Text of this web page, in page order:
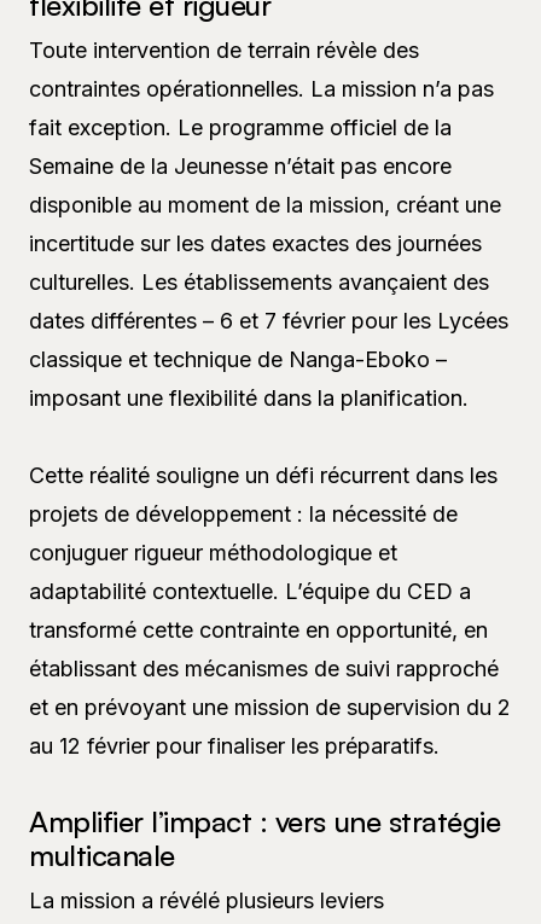
Toute intervention de terrain révèle des
contraintes opérationnelles. La mission n’a pas
fait exception. Le programme officiel de la
Semaine de la Jeunesse n’était pas encore
disponible au moment de la mission, créant une
incertitude sur les dates exactes des journées
culturelles. Les établissements avançaient des
dates différentes – 6 et 7 février pour les Lycées
classique et technique de Nanga-Eboko –
imposant une flexibilité dans la planification.
Cette réalité souligne un défi récurrent dans les
projets de développement : la nécessité de
conjuguer rigueur méthodologique et
adaptabilité contextuelle. L’équipe du CED a
transformé cette contrainte en opportunité, en
établissant des mécanismes de suivi rapproché
et en prévoyant une mission de supervision du 2
au 12 février pour finaliser les préparatifs.
Amplifier l’impact : vers une stratégie
multicanale
La mission a révélé plusieurs leviers